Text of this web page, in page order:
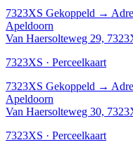
7323XS Gekoppeld →
Apeldoorn
Van Haersolteweg 29,
7323XS · Perceelkaart
7323XS Gekoppeld →
Apeldoorn
Van Haersolteweg 30,
7323XS · Perceelkaart